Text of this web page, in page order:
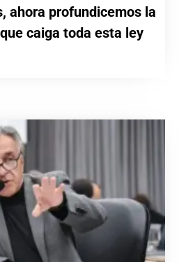
ahora profundicemos la
caiga toda esta ley